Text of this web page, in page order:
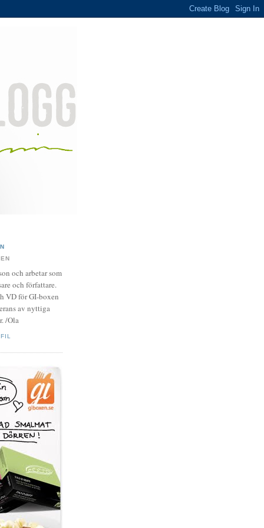
och arbetar som
och författare.
VD för GI-boxen
av nyttiga
/Ola